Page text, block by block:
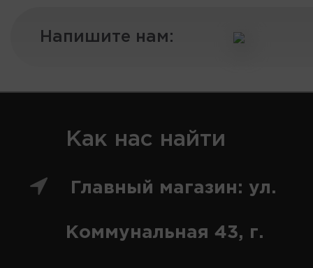
Напишите нам:
Как нас найти
Главный магазин: ул.
Коммунальная 43, г.